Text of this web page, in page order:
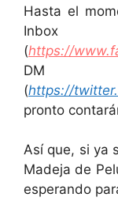
Hasta el
Inbox
(https://
DM
(https://
pronto
Así que, si ya
Madeja de
esperando